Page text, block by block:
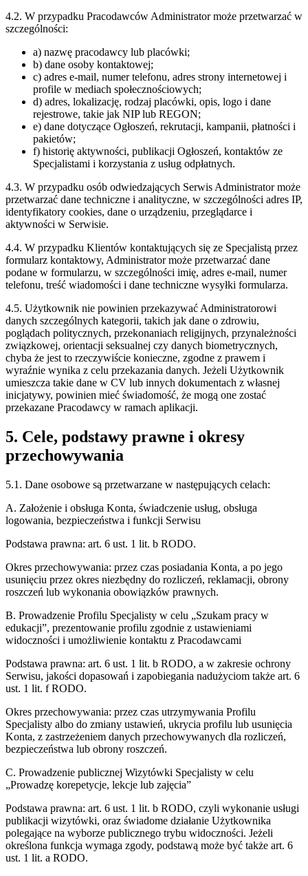
4.2. W przypadku Pracodawców Administrator może przetwarzać w
szczególności:
a) nazwę pracodawcy lub placówki;
b) dane osoby kontaktowej;
c) adres e-mail, numer telefonu, adres strony internetowej i
profile w mediach społecznościowych;
d) adres, lokalizację, rodzaj placówki, opis, logo i dane
rejestrowe, takie jak NIP lub REGON;
e) dane dotyczące Ogłoszeń, rekrutacji, kampanii, płatności i
pakietów;
f) historię aktywności, publikacji Ogłoszeń, kontaktów ze
Specjalistami i korzystania z usług odpłatnych.
4.3. W przypadku osób odwiedzających Serwis Administrator może
przetwarzać dane techniczne i analityczne, w szczególności adres IP,
identyfikatory cookies, dane o urządzeniu, przeglądarce i
aktywności w Serwisie.
4.4. W przypadku Klientów kontaktujących się ze Specjalistą przez
formularz kontaktowy, Administrator może przetwarzać dane
podane w formularzu, w szczególności imię, adres e-mail, numer
telefonu, treść wiadomości i dane techniczne wysyłki formularza.
4.5. Użytkownik nie powinien przekazywać Administratorowi
danych szczególnych kategorii, takich jak dane o zdrowiu,
poglądach politycznych, przekonaniach religijnych, przynależności
związkowej, orientacji seksualnej czy danych biometrycznych,
chyba że jest to rzeczywiście konieczne, zgodne z prawem i
wyraźnie wynika z celu przekazania danych. Jeżeli Użytkownik
umieszcza takie dane w CV lub innych dokumentach z własnej
inicjatywy, powinien mieć świadomość, że mogą one zostać
przekazane Pracodawcy w ramach aplikacji.
5. Cele, podstawy prawne i okresy
przechowywania
5.1. Dane osobowe są przetwarzane w następujących celach:
A. Założenie i obsługa Konta, świadczenie usług, obsługa
logowania, bezpieczeństwa i funkcji Serwisu
Podstawa prawna: art. 6 ust. 1 lit. b RODO.
Okres przechowywania: przez czas posiadania Konta, a po jego
usunięciu przez okres niezbędny do rozliczeń, reklamacji, obrony
roszczeń lub wykonania obowiązków prawnych.
B. Prowadzenie Profilu Specjalisty w celu „Szukam pracy w
edukacji”, prezentowanie profilu zgodnie z ustawieniami
widoczności i umożliwienie kontaktu z Pracodawcami
Podstawa prawna: art. 6 ust. 1 lit. b RODO, a w zakresie ochrony
Serwisu, jakości dopasowań i zapobiegania nadużyciom także art. 6
ust. 1 lit. f RODO.
Okres przechowywania: przez czas utrzymywania Profilu
Specjalisty albo do zmiany ustawień, ukrycia profilu lub usunięcia
Konta, z zastrzeżeniem danych przechowywanych dla rozliczeń,
bezpieczeństwa lub obrony roszczeń.
C. Prowadzenie publicznej Wizytówki Specjalisty w celu
„Prowadzę korepetycje, lekcje lub zajęcia”
Podstawa prawna: art. 6 ust. 1 lit. b RODO, czyli wykonanie usługi
publikacji wizytówki, oraz świadome działanie Użytkownika
polegające na wyborze publicznego trybu widoczności. Jeżeli
określona funkcja wymaga zgody, podstawą może być także art. 6
ust. 1 lit. a RODO.